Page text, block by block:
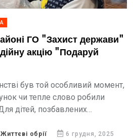
ГО "Захист держави"
акцію "Подаруй
був той особливий момент,
чи тепле слово робили
дітей, позбавлених
обрії 6 грудня, 2025